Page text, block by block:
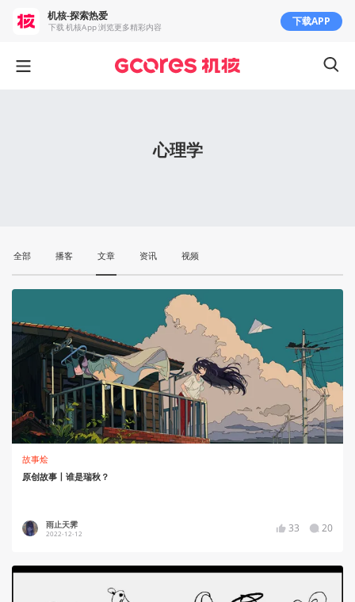
心理学
全部 播客 文章 资讯 视频
故事烩
原创故事丨谁是瑞秋？
雨止天霁
2022-12-12 33 20
机核-探索热爱
下载 机核App 浏览更多精彩内容 下载APP